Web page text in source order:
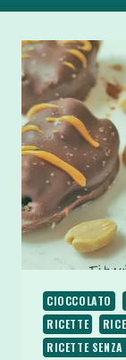
CIOCCOLATO
RICETTE
RICETTE